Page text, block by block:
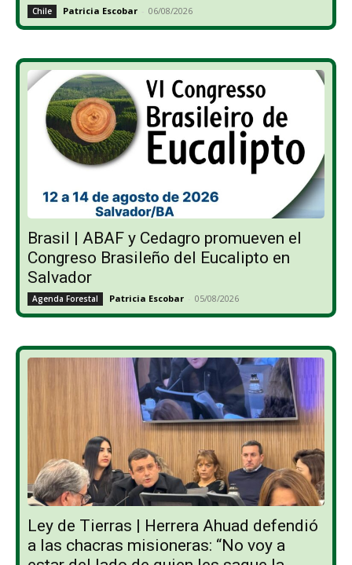
Chile Patricia Escobar - 06/08/2026
Brasil | ABAF y Cedagro promueven el
Congreso Brasileño del Eucalipto en
Salvador
Agenda Forestal Patricia Escobar - 05/08/2026
Ley de Tierras | Herrera Ahuad defendió
a las chacras misioneras: “No voy a